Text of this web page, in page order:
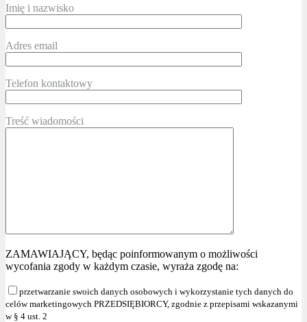
Imię i nazwisko
Adres email
Telefon kontaktowy
Treść wiadomości
ZAMAWIAJĄCY, będąc poinformowanym o możliwości
wycofania zgody w każdym czasie, wyraża zgodę na:
przetwarzanie swoich danych osobowych i wykorzystanie tych danych do
celów marketingowych PRZEDSIĘBIORCY, zgodnie z przepisami wskazanymi
w § 4 ust. 2